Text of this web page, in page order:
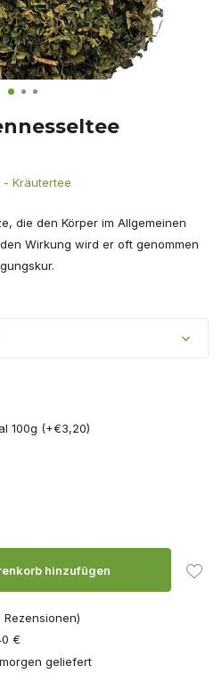
- Kräutertee
die den Körper im Allgemeinen
Wirkung wird er oft genommen
100g (+€3,20)
hinzufügen
€
geliefert